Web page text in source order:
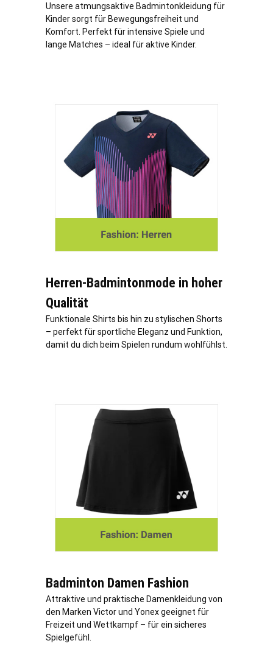
Unsere atmungsaktive Badmintonkleidung für
Kinder sorgt für Bewegungsfreiheit und
Komfort. Perfekt für intensive Spiele und
lange Matches – ideal für aktive Kinder.
Herren-Badmintonmode in hoher
Qualität
Funktionale Shirts bis hin zu stylischen Shorts
– perfekt für sportliche Eleganz und Funktion,
damit du dich beim Spielen rundum wohlfühlst.
Badminton Damen Fashion
Attraktive und praktische Damenkleidung von
den Marken Victor und Yonex geeignet für
Freizeit und Wettkampf – für ein sicheres
Spielgefühl.